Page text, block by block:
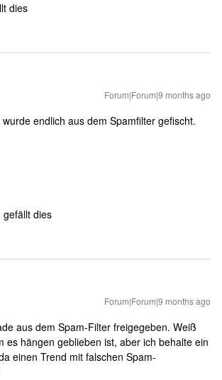
dies
Forum|Forum|9 months ago
endlich aus dem Spamfilter gefischt.
gefällt dies
Forum|Forum|9 months ago
aus dem Spam-Filter freigegeben. Weiß
es hängen geblieben ist, aber ich behalte ein
einen Trend mit falschen Spam-